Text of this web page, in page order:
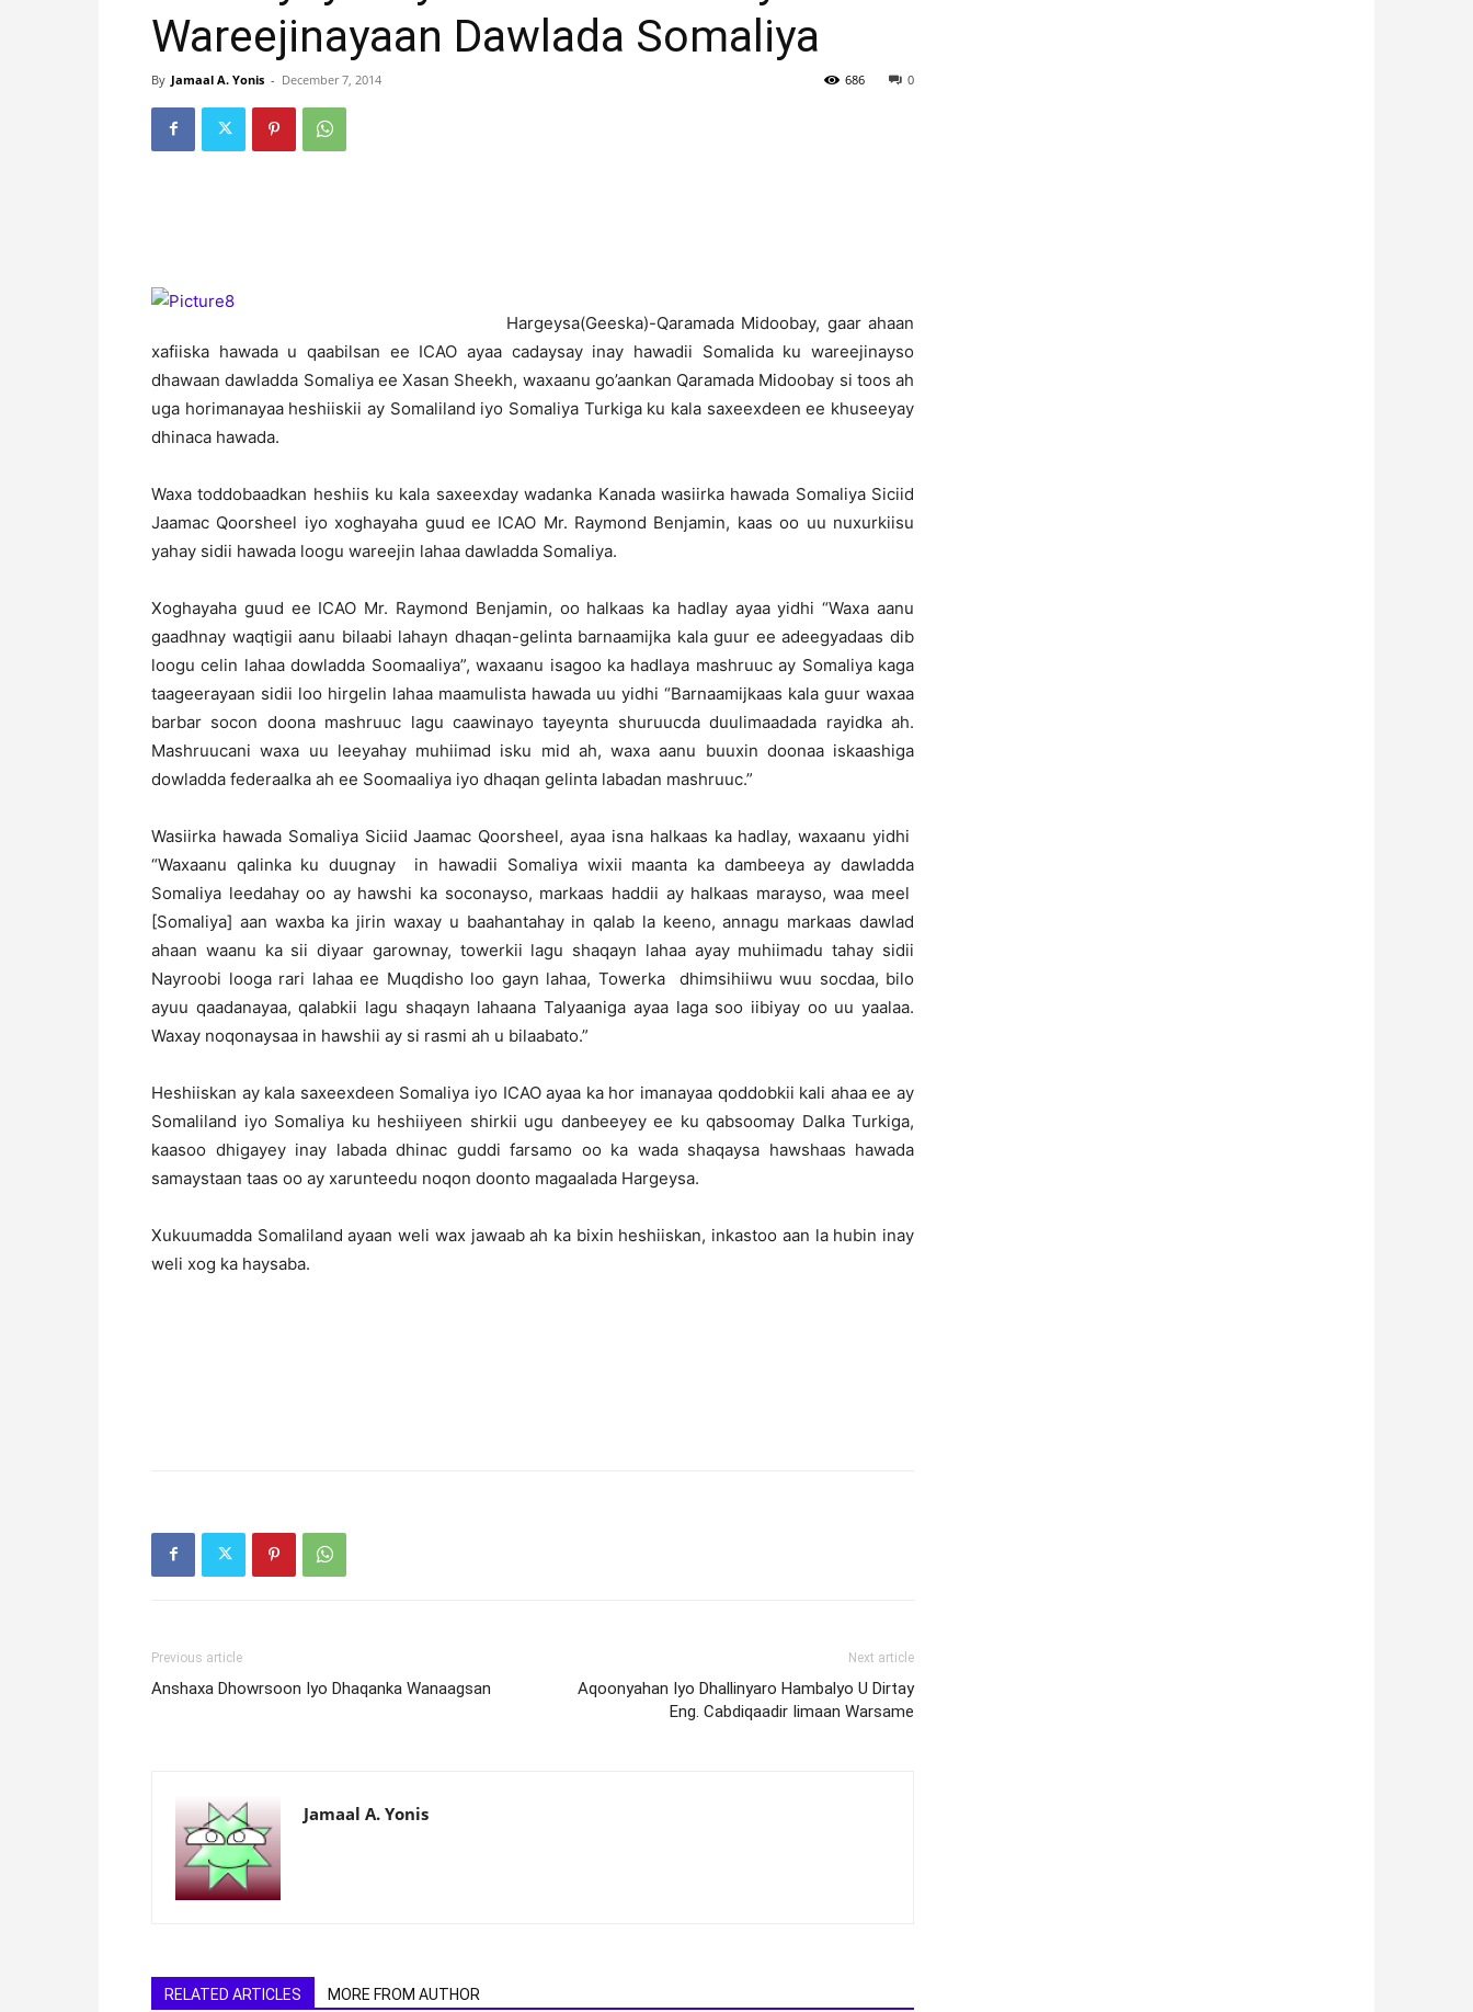
Newspaper
Wareejinayaan Dawlada Somaliya
By Jamaal A. Yonis - December 7, 2014 0
686
Hargeysa(Geeska)-Qaramada Midoobay, gaar ahaan
xafiiska hawada u qaabilsan ee ICAO ayaa cadaysay inay hawadii Somalida ku wareejinayso
dhawaan dawladda Somaliya ee Xasan Sheekh, waxaanu go’aankan Qaramada Midoobay si toos ah
uga horimanayaa heshiiskii ay Somaliland iyo Somaliya Turkiga ku kala saxeexdeen ee khuseeyay
dhinaca hawada.
Waxa toddobaadkan heshiis ku kala saxeexday wadanka Kanada wasiirka hawada Somaliya Siciid
Jaamac Qoorsheel iyo xoghayaha guud ee ICAO Mr. Raymond Benjamin, kaas oo uu nuxurkiisu
yahay sidii hawada loogu wareejin lahaa dawladda Somaliya.
Xoghayaha guud ee ICAO Mr. Raymond Benjamin, oo halkaas ka hadlay ayaa yidhi “Waxa aanu
gaadhnay waqtigii aanu bilaabi lahayn dhaqan-gelinta barnaamijka kala guur ee adeegyadaas dib
loogu celin lahaa dowladda Soomaaliya”, waxaanu isagoo ka hadlaya mashruuc ay Somaliya kaga
taageerayaan sidii loo hirgelin lahaa maamulista hawada uu yidhi “Barnaamijkaas kala guur waxaa
barbar socon doona mashruuc lagu caawinayo tayeynta shuruucda duulimaadada rayidka ah.
Mashruucani waxa uu leeyahay muhiimad isku mid ah, waxa aanu buuxin doonaa iskaashiga
dowladda federaalka ah ee Soomaaliya iyo dhaqan gelinta labadan mashruuc.”
Wasiirka hawada Somaliya Siciid Jaamac Qoorsheel, ayaa isna halkaas ka hadlay, waxaanu yidhi
“Waxaanu qalinka ku duugnay in hawadii Somaliya wixii maanta ka dambeeya ay dawladda
Somaliya leedahay oo ay hawshi ka soconayso, markaas haddii ay halkaas marayso, waa meel
[Somaliya] aan waxba ka jirin waxay u baahantahay in qalab la keeno, annagu markaas dawlad
ahaan waanu ka sii diyaar garownay, towerkii lagu shaqayn lahaa ayay muhiimadu tahay sidii
Nayroobi looga rari lahaa ee Muqdisho loo gayn lahaa, Towerka dhimsihiiwu wuu socdaa, bilo
ayuu qaadanayaa, qalabkii lagu shaqayn lahaana Talyaaniga ayaa laga soo iibiyay oo uu yaalaa.
Waxay noqonaysaa in hawshii ay si rasmi ah u bilaabato.”
Heshiiskan ay kala saxeexdeen Somaliya iyo ICAO ayaa ka hor imanayaa qoddobkii kali ahaa ee ay
Somaliland iyo Somaliya ku heshiiyeen shirkii ugu danbeeyey ee ku qabsoomay Dalka Turkiga,
kaasoo dhigayey inay labada dhinac guddi farsamo oo ka wada shaqaysa hawshaas hawada
samaystaan taas oo ay xarunteedu noqon doonto magaalada Hargeysa.
Xukuumadda Somaliland ayaan weli wax jawaab ah ka bixin heshiiskan, inkastoo aan la hubin inay
weli xog ka haysaba.
Previous article
Anshaxa Dhowrsoon Iyo Dhaqanka Wanaagsan
Next article
Aqoonyahan Iyo Dhallinyaro Hambalyo U Dirtay
Eng. Cabdiqaadir Iimaan Warsame
Jamaal A. Yonis
RELATED ARTICLES MORE FROM AUTHOR